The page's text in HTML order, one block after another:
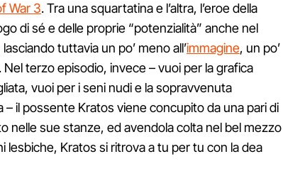
War 3. Tra una squartatina e l’altra, l’eroe della
di sé e delle proprie “potenzialità” anche nel
lasciando tuttavia un po’ meno all’immagine, un po’
Nel terzo episodio, invece – vuoi per la grafica
vuoi per i seni nudi e la sopravvenuta
– il possente Kratos viene concupito da una pari di
nelle sue stanze, ed avendola colta nel bel mezzo
lesbiche, Kratos si ritrova a tu per tu con la dea